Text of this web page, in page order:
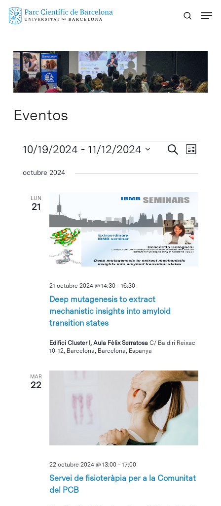
Skip
Eventos
Eventos
búsqueda
vistas
de
Eventos
Buscar
vistas
Lista
10/19/2024 - 11/12/2024
la
octubre 2024
LUN
21
Deep mutagenesis to extract
mechanistic insights into amyloid
transition states
21 octubre 2024 @ 14:30 -16:30
Edifici Cluster I, Aula Fèlix SerratosaC/ Baldiri Reixac
10-12, Barcelona, Barcelona, Espanya
MAR
22
Servei de fisioteràpia per a la Comunitat
del PCB
22 octubre 2024 @ 13:00 -17:00